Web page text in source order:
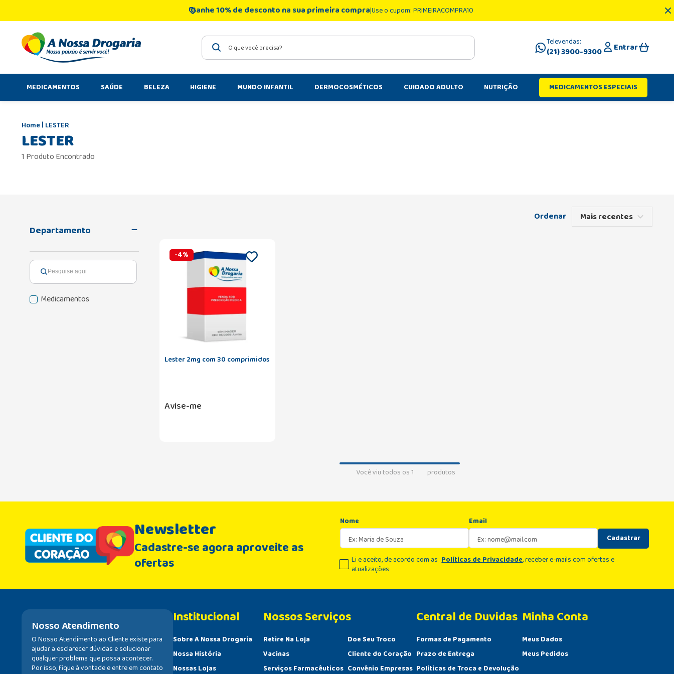
Ganhe 10% de desconto na sua primeira compraUse o cupom: PRIMEIRACOMPRA10
O que você precisa? Televendas:
(21) 3900-9300 Entrar
MEDICAMENTOS SAÚDE BELEZA HIGIENE MUNDO INFANTIL DERMOCOSMÉTICOS CUIDADO ADULTO NUTRIÇÃO MEDICAMENTOS ESPECIAIS
LESTER
LESTER
1 Produto Encontrado
Departamento
Medicamentos
Mais recentes
-4%
Lester 2mg com 30 comprimidos
Avise-me
Você viu todos os1 produtos
Newsletter
Cadastre-se agora aproveite as
ofertas
Nome
Email
Cadastrar
Li e aceito, de acordo com as Políticas de Privacidade, receber e-mails com ofertas e
atualizações
Nosso Atendimento
O Nosso Atendimento ao Cliente existe para
ajudar a esclarecer dúvidas e solucionar
qualquer problema que possa acontecer.
Por isso, fique à vontade e entre em contato
Institucional
Sobre A Nossa Drogaria
Nossa História
Nossas Lojas
Retire Na Loja
Vacinas
Serviços Farmacêuticos
Doe Seu Troco
Cliente do Coração
Convênio Empresas
Central de Duvidas
Formas de Pagamento
Prazo de Entrega
Políticas de Troca e Devolução
Minha Conta
Meus Dados
Meus Pedidos